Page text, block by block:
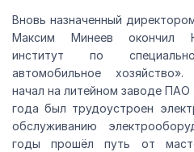
Вновь назначенный
Максим Минеев окончил
институт по
автомобильное
начал на литейном заводе
года был трудоустроен
обслуживанию
годы прошёл путь от